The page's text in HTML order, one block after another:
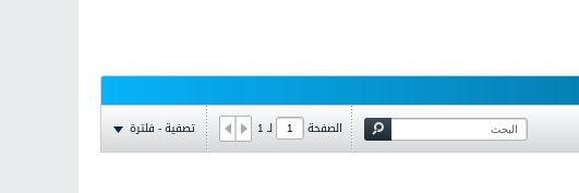
الصفحة لـ1 تصفية - فلترة